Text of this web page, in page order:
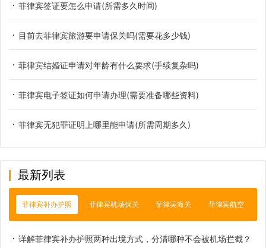
菲律宾签证要怎么申请(所需多久时间)
目前去菲律宾旅游要申请保关吗(需要花多少钱)
菲律宾结婚证申请对年龄有什么要求(手续复杂吗)
菲律宾电子签证如何申请办理(需要准备哪些资料)
菲律宾无犯罪证明上哪里能申请(所需周期多久)
最新列表
菲律宾补办护照 菲律宾机场保关 菲律宾海关 菲律宾航空
详解菲律宾补办护照两种出境方式，分清哪种不会被机场拦截？